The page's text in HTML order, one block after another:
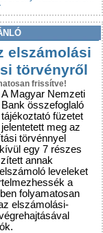
elszámolási
törvényről
frissítve!
A Magyar Nemzeti
Bank összefoglaló
tájékoztató füzetet
jelentetett meg az
törvénnyel
egy 7 részes
annak
leveleket
a
folyamatosan
elszámolási-